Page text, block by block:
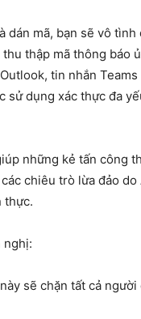
mã, bạn sẽ vô tình
thập mã thông báo
tin nhắn Teams
sử dụng xác thực đa
những kẻ tấn công
chiêu trò lừa đảo do
thực.
nghị:
sẽ chặn tất cả